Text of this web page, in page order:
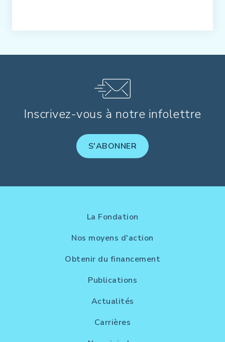
Inscrivez-vous à notre infolettre
S'ABONNER
La Fondation
Nos moyens d'action
Obtenir du financement
Publications
Actualités
Carrières